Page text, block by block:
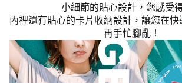
小細節的貼心設計，您感受
內裡還有貼心的卡片收納設計，讓您在
再手忙腳亂！